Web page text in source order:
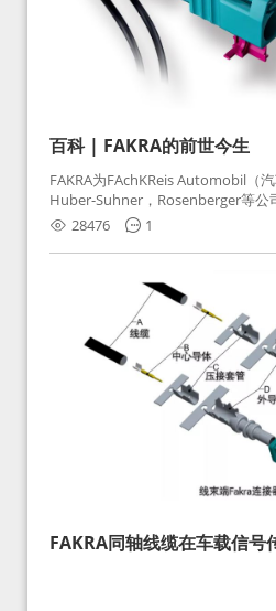
百科 | FAKRA的前世今生
FAKRA为FAchKReis Automobil（
Huber-Suhner，Rosenberger等公
Huber-Suhner相关连接器业务及技
Rosenberger）缩写。起初为BMW
接，如今FAKRA已成为汽车行业通
28476 1
FAKRA同轴线缆在车载信号